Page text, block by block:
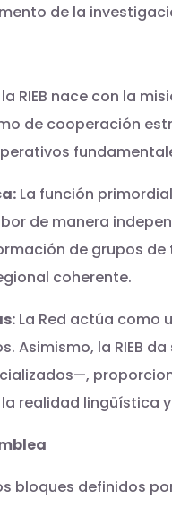
de la
nace con la
de cooperación
La función
de manera
de grupos
coherente.
La Red actúa como
la RIEB
realidad lingüística
bloques definidos